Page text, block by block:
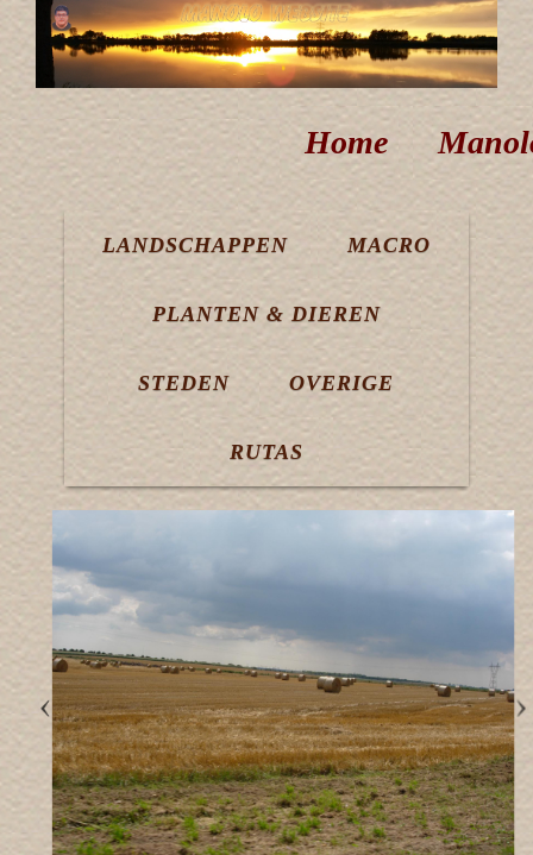
Home
LANDSCHAPPEN MACRO
PLANTEN & DIEREN
STEDEN OVERIGE
RUTAS